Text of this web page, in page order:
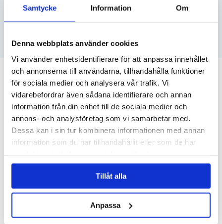
Samtycke Information Om
Denna webbplats använder cookies
Vi använder enhetsidentifierare för att anpassa innehållet
och annonserna till användarna, tillhandahålla funktioner
för sociala medier och analysera vår trafik. Vi
vidarebefordrar även sådana identifierare och annan
information från din enhet till de sociala medier och
annons- och analysföretag som vi samarbetar med.
Dessa kan i sin tur kombinera informationen med annan
information som du har tillhandahållit eller som de har
Tillåt alla
Anpassa
VATTENSKOTER
RELATERADE ARTIKLAR
VINTER-EL ÄR EN BRANDRISK